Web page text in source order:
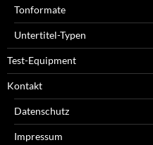
Tonformate
Untertitel-Typen
Test-Equipment
Kontakt
Datenschutz
Impressum